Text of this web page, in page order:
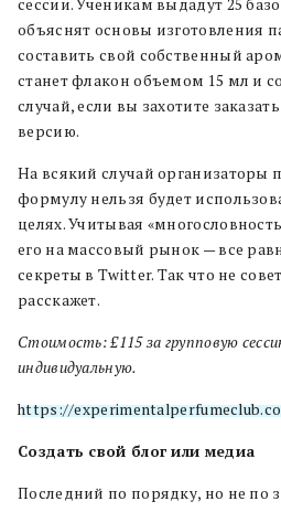
сессии. Ученикам выдадут 25
объяснят основы изготовления
составить свой собственный
станет флакон объемом 15 мл и
случай, если вы захотите
версию.
На всякий случай организаторы
формулу нельзя будет
целях. Учитывая
его на массовый рынок — все
секреты в Twitter. Так что не
расскажет.
Стоимость: £115 за групповую
индивидуальную.
https://
Создать свой блог или медиа
Последний по порядку, но не по